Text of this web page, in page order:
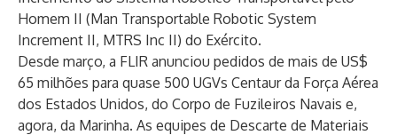
Homem II (Man Transportable Robotic System
Increment II, MTRS Inc II) do Exército.
Desde março, a FLIR anunciou pedidos de mais de US$
65 milhões para quase 500 UGVs Centaur da Força Aérea
dos Estados Unidos, do Corpo de Fuzileiros Navais e,
agora, da Marinha. As equipes de Descarte de Materiais